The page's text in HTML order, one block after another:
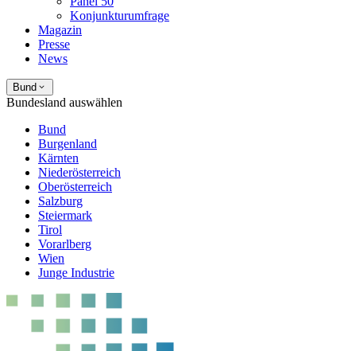
Konjunkturumfrage
Magazin
Presse
News
Bund
Bundesland auswählen
Bund
Burgenland
Kärnten
Niederösterreich
Oberösterreich
Salzburg
Steiermark
Tirol
Vorarlberg
Wien
Junge Industrie